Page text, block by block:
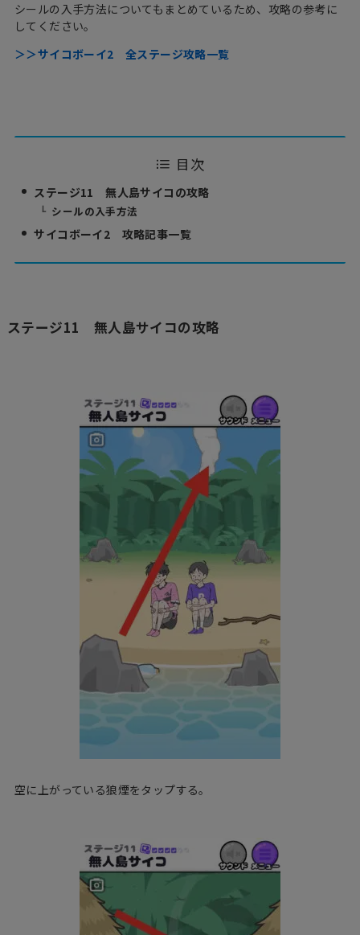
シールの入手方法についてもまとめているため、攻略の参考に
してください。
＞＞サイコボーイ2 全ステージ攻略一覧
目次
ステージ11 無人島サイコの攻略
シールの入手方法
サイコボーイ2 攻略記事一覧
ステージ11 無人島サイコの攻略
空に上がっている狼煙をタップする。